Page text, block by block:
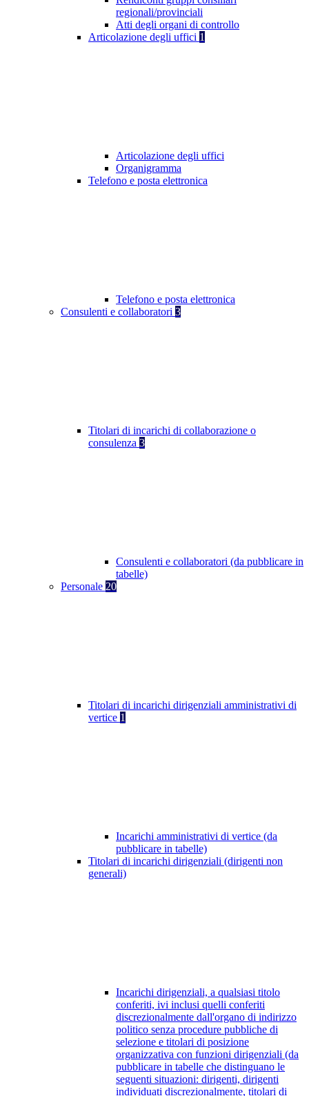
regionali/provinciali
Atti degli organi di controllo
Articolazione degli uffici 1
Articolazione degli uffici
Organigramma
Telefono e posta elettronica
Telefono e posta elettronica
Consulenti e collaboratori 3
Titolari di incarichi di collaborazione o
consulenza 3
Consulenti e collaboratori (da pubblicare in
tabelle)
Personale 20
Titolari di incarichi dirigenziali amministrativi di
vertice 1
Incarichi amministrativi di vertice (da
pubblicare in tabelle)
Titolari di incarichi dirigenziali (dirigenti non
generali)
Incarichi dirigenziali, a qualsiasi titolo
conferiti, ivi inclusi quelli conferiti
discrezionalmente dall'organo di indirizzo
politico senza procedure pubbliche di
selezione e titolari di posizione
organizzativa con funzioni dirigenziali (da
pubblicare in tabelle che distinguano le
seguenti situazioni: dirigenti, dirigenti
individuati discrezionalmente, titolari di